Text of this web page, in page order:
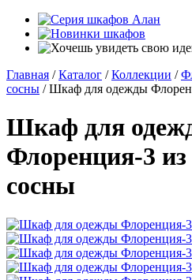
Главная / Каталог / Коллекции /
сосны / Шкаф для одежды
Шкаф для
Флоренция-3 из
сосны